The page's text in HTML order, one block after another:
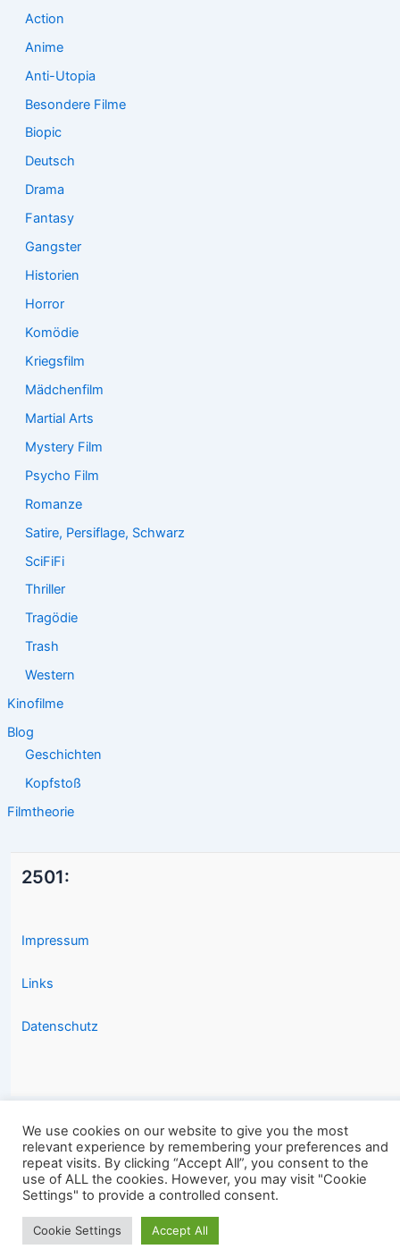
Action
Anime
Anti-Utopia
Besondere Filme
Biopic
Deutsch
Drama
Fantasy
Gangster
Historien
Horror
Komödie
Kriegsfilm
Mädchenfilm
Martial Arts
Mystery Film
Psycho Film
Romanze
Satire, Persiflage, Schwarz
SciFiFi
Thriller
Tragödie
Trash
Western
Kinofilme
Blog
Geschichten
Kopfstoß
Filmtheorie
2501:
Impressum
Links
Datenschutz
Copyright © 2026 2501.eu Gute Filme |
We use cookies on our website to give you the most
relevant experience by remembering your preferences and
repeat visits. By clicking “Accept All”, you consent to the
use of ALL the cookies. However, you may visit "Cookie
Settings" to provide a controlled consent.
Cookie Settings Accept All